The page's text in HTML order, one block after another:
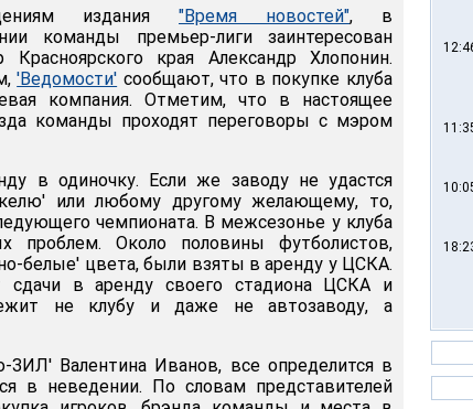
издания "Время новостей", в
команды премьер-лиги заинтересован
Красноярского края Александр Хлопонин.
'Ведомости' сообщают, что в покупке клуба
компания. Отметим, что в настоящее
команды проходят переговоры с мэром
в одиночку. Если же заводу не удастся
или любому другому желающему, то,
чемпионата. В межсезонье у клуба
проблем. Около половины футболистов,
белые' цвета, были взяты в аренду у ЦСКА.
сдачи в аренду своего стадиона ЦСКА и
не клубу и даже не автозаводу, а
ЗИЛ' Валентина Иванов, все определится в
в неведении. По словам представителей